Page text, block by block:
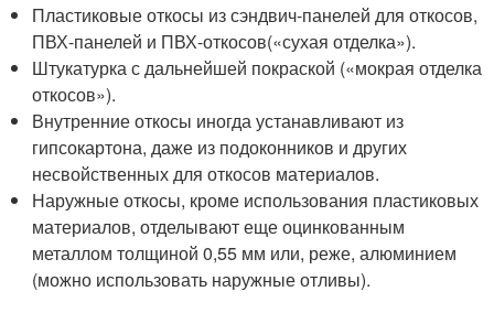
Пластиковые откосы из сэндвич-панелей для откосов,
ПВХ-панелей и ПВХ-откосов(«сухая отделка»).
Штукатурка с дальнейшей покраской («мокрая отделка
откосов»).
Внутренние откосы иногда устанавливают из
гипсокартона, даже из подоконников и других
несвойственных для откосов материалов.
Наружные откосы, кроме использования пластиковых
материалов, отделывают еще оцинкованным
металлом толщиной 0,55 мм или, реже, алюминием
(можно использовать наружные отливы).